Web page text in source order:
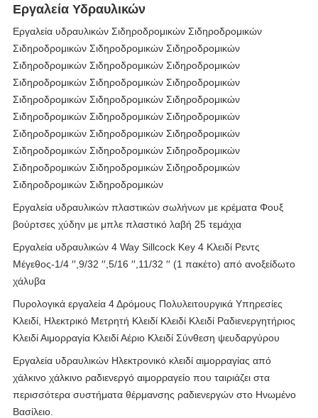
Εργαλεία Υδραυλικών
Εργαλεία υδραυλικών Σιδηροδρομικών Σιδηροδρομικών
Σιδηροδρομικών Σιδηροδρομικών Σιδηροδρομικών
Σιδηροδρομικών Σιδηροδρομικών Σιδηροδρομικών
Σιδηροδρομικών Σιδηροδρομικών Σιδηροδρομικών
Σιδηροδρομικών Σιδηροδρομικών Σιδηροδρομικών
Σιδηροδρομικών Σιδηροδρομικών Σιδηροδρομικών
Σιδηροδρομικών Σιδηροδρομικών Σιδηροδρομικών
Σιδηροδρομικών Σιδηροδρομικών Σιδηροδρομικών
Σιδηροδρομικών Σιδηροδρομικών Σιδηροδρομικών
Σιδηροδρομικών Σιδηροδρομικών
Εργαλεία υδραυλικών πλαστικών σωλήνων με κρέματα Φουξ
βούρτσες χύδην με μπλε πλαστικό λαβή 25 τεμάχια
Εργαλεία υδραυλικών 4 Way Sillcock Key 4 Κλειδί Ρεντς
Μέγεθος-1/4 ′′,9/32 ′′,5/16 ′′,11/32 ′′ (1 πακέτο) από ανοξείδωτο
χάλυβα
Πυρολογικά εργαλεία 4 Δρόμους Πολυλειτουργικά Υπηρεσίες
Κλειδί, Ηλεκτρικό Μετρητή Κλειδί Κλειδί Κλειδί Ραδιενεργητήριος
Κλειδί Αιμορραγία Κλειδί Αέριο Κλειδί Σύνθεση ψευδαργύρου
Εργαλεία υδραυλικών Ηλεκτρονικό κλειδί αιμορραγίας από
χάλκινο χάλκινο ραδιενεργό αιμορραγείο που ταιριάζει στα
περισσότερα συστήματα θέρμανσης ραδιενεργών στο Ηνωμένο
Βασίλειο.